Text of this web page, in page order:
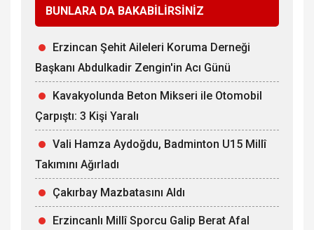
BUNLARA DA BAKABİLİRSİNİZ
Erzincan Şehit Aileleri Koruma Derneği
Başkanı Abdulkadir Zengin'in Acı Günü
Kavakyolunda Beton Mikseri ile Otomobil
Çarpıştı: 3 Kişi Yaralı
Vali Hamza Aydoğdu, Badminton U15 Millî
Takımını Ağırladı
Çakırbay Mazbatasını Aldı
Erzincanlı Millî Sporcu Galip Berat Afal